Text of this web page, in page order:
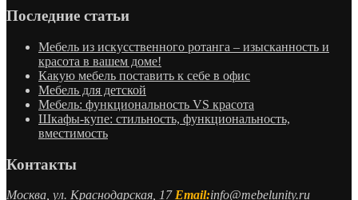
Последние статьи
Мебель из искусственного ротанга – изысканность и
красота в вашем доме!
Какую мебель поставить к себе в офис
Мебель для детской
Мебель: функциональность VS красота
Шкафы-купе: стильность, функциональность,
вместимость
Контакты
Москва, ул. Краснодарская, 17 Email:info@mebelunity.ru